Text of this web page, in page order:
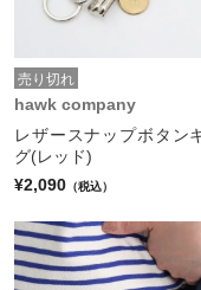
売り切れ
hawk company
レザースナップボタン
グ(レッド)
¥2,090 （税込）